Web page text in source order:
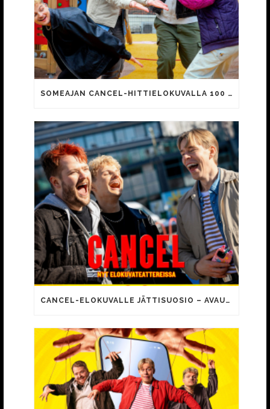
SOMEAJAN CANCEL-HITTIELOKUVALLA 100 000 KATSOJAA!
CANCEL-ELOKUVALLE JÄTTISUOSIO – AVAUSPÄIVÄNÄ JO 15 492 KATSOJAA!